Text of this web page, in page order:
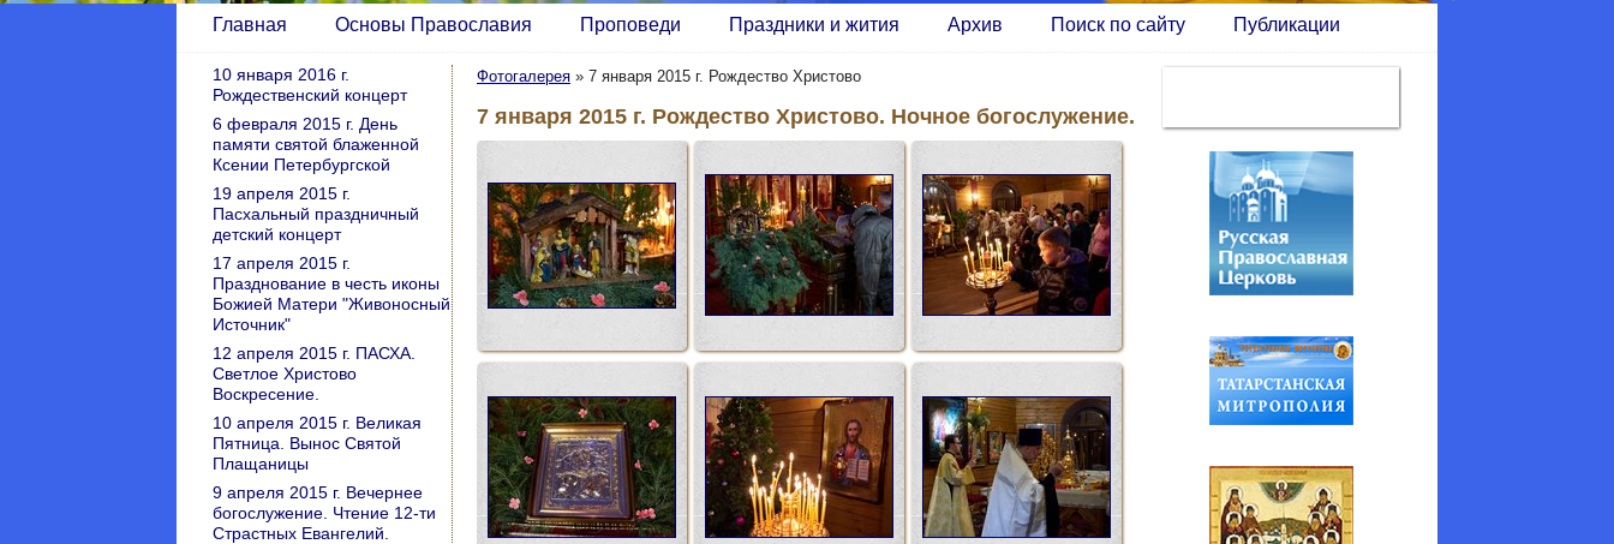
Главная Основы Православия Проповеди Праздники и жития Архив Поиск по сайту Публикации
Фотогалерея » 7 января 2015 г. Рождество Христово
7 января 2015 г. Рождество Христово. Ночное богослужение.
10 января 2016 г.
Рождественский концерт
6 февраля 2015 г. День
памяти святой блаженной
Ксении Петербургской
19 апреля 2015 г.
Пасхальный праздничный
детский концерт
17 апреля 2015 г.
Празднование в честь иконы
Божией Матери "Живоносный
Источник"
12 апреля 2015 г. ПАСХА.
Светлое Христово
Воскресение.
10 апреля 2015 г. Великая
Пятница. Вынос Святой
Плащаницы
9 апреля 2015 г. Вечернее
богослужение. Чтение 12-ти
Страстных Евангелий.